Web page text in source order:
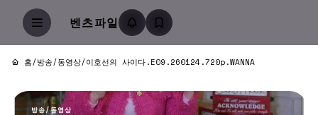
벤츠파일
홈/방송/동영상/이호선의 사이다.E09.260124.720p.WANNA
방송/동영상